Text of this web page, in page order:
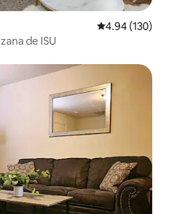
Calificación
4.94 (130)
de ISU